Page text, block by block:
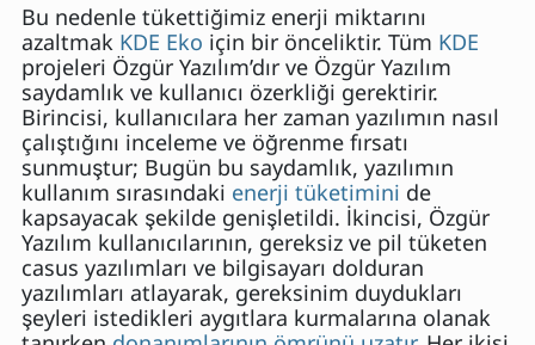
Bu nedenle tükettiğimiz enerji miktarını
azaltmak KDE Eko için bir önceliktir. Tüm KDE
projeleri Özgür Yazılım’dır ve Özgür Yazılım
saydamlık ve kullanıcı özerkliği gerektirir.
Birincisi, kullanıcılara her zaman yazılımın nasıl
çalıştığını inceleme ve öğrenme fırsatı
sunmuştur; Bugün bu saydamlık, yazılımın
kullanım sırasındaki enerji tüketimini de
kapsayacak şekilde genişletildi. İkincisi, Özgür
Yazılım kullanıcılarının, gereksiz ve pil tüketen
casus yazılımları ve bilgisayarı dolduran
yazılımları atlayarak, gereksinim duydukları
şeyleri istedikleri aygıtlara kurmalarına olanak